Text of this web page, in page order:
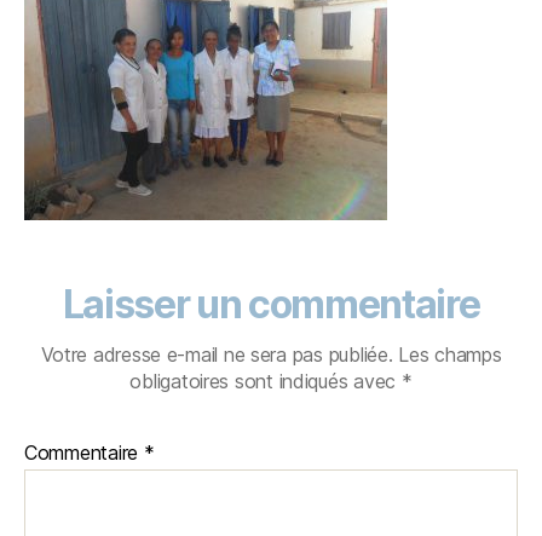
Laisser un commentaire
Votre adresse e-mail ne sera pas publiée. Les champs
obligatoires sont indiqués avec *
Commentaire *